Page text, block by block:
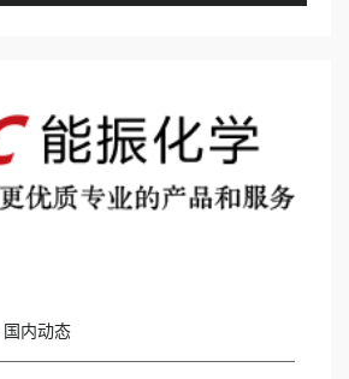
国际动态
国内动态